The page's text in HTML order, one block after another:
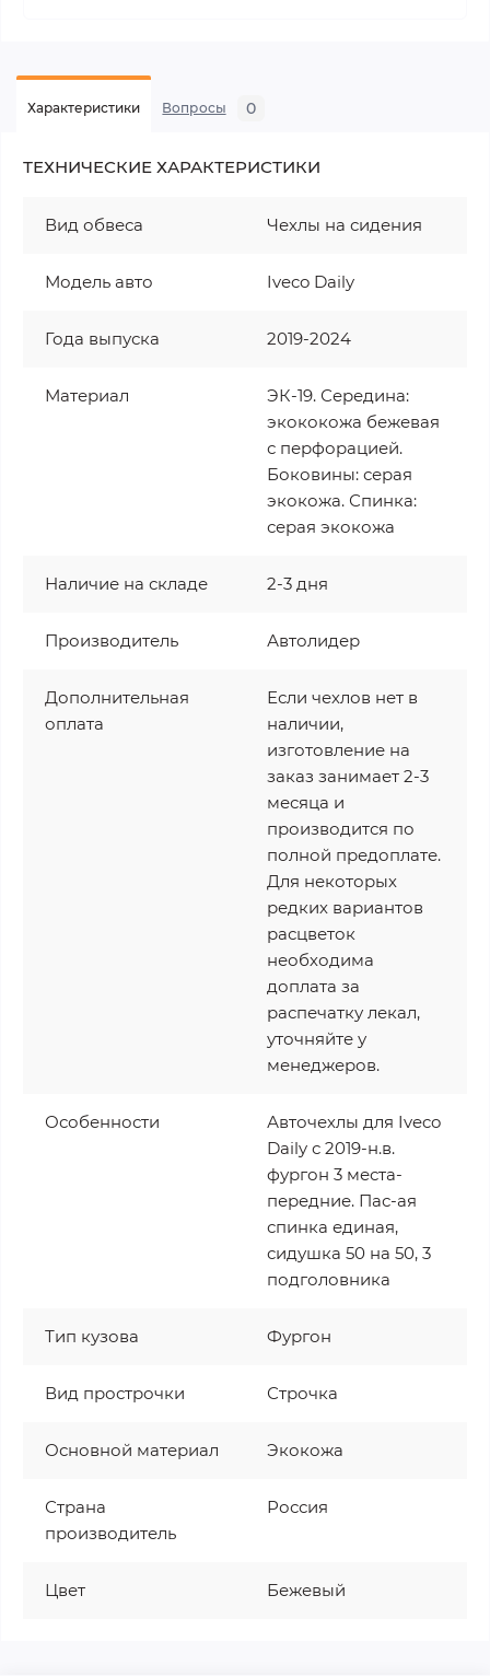
Характеристики Вопросы 0
ТЕХНИЧЕСКИЕ ХАРАКТЕРИСТИКИ
Вид обвеса Чехлы на сидения
Модель авто Iveco Daily
Года выпуска 2019-2024
Материал
ЭК-19. Середина:
экококожа бежевая
с перфорацией.
Боковины: серая
экокожа. Спинка:
серая экокожа
Наличие на складе 2-3 дня
Производитель Автолидер
Дополнительная
оплата
Если чехлов нет в
наличии,
изготовление на
заказ занимает 2-3
месяца и
производится по
полной предоплате.
Для некоторых
редких вариантов
расцветок
необходима
доплата за
распечатку лекал,
уточняйте у
менеджеров.
Особенности
Авточехлы для Iveco
Daily с 2019-н.в.
фургон 3 места-
передние. Пас-ая
спинка единая,
сидушка 50 на 50, 3
подголовника
Тип кузова Фургон
Вид прострочки Строчка
Основной материал Экокожа
Страна
производитель
Россия
Цвет Бежевый